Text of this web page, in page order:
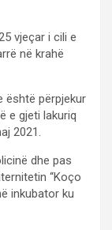
vjeçar i cili e
në krahë
është përpjekur
e gjeti lakuriq
2021.
dhe pas
“Koço
inkubator ku